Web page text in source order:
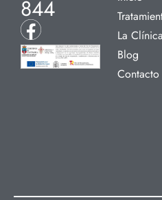
844
La Clínica
Blog
Contacto